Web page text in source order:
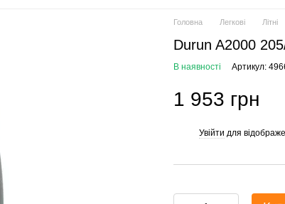
Головна Легкові Літні
Durun A2000
В наявності Артикул:
1 953 грн
Увійти для